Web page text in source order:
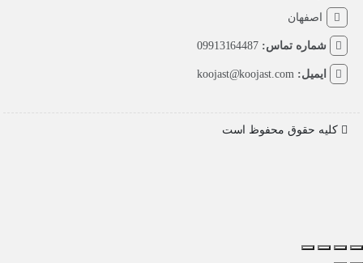
اصفهان
شماره تماس: 09913164487
ایمیل:koojast@koojast.com
کلیه حقوق محفوظ است